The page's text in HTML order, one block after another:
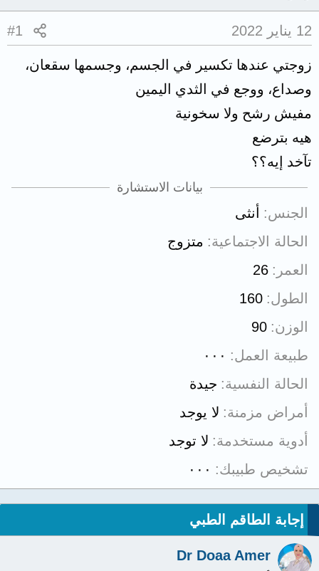
12 يناير 2022 #1
زوجتي عندها تكسير في الجسم، وجسمها سقعان،
وصداع، ووجع في الثدي اليمين
مفيش رشح ولا سخونية
هيه بترضع
تآخد إيه؟؟
بيانات الاستشارة
الجنس
أنثى
الحالة الاجتماعية
متزوج
العمر
26
الطول 160
الوزن 90
طبيعة العمل
٠٠٠
الحالة النفسية جيدة
أمراض مزمنة لا يوجد
أدوية مستخدمة لا توجد
تشخيص طبيبك
٠٠٠
إجابة الطاقم الطبي
Dr Doaa Amer